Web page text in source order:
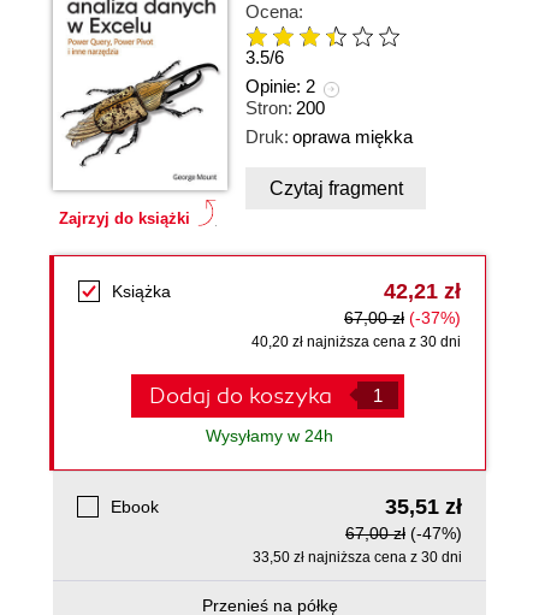
Zajrzyj do książki
Ocena:
3.5/6
Opinie: 2
Stron: 200
Druk: oprawa miękka
Czytaj fragment
Książka 42,21 zł
67,00 zł (-37%)
40,20 zł najniższa cena z 30 dni
Dodaj do koszyka
Wysyłamy w 24h
Ebook 35,51 zł
67,00 zł (-47%)
33,50 zł najniższa cena z 30 dni
Przenieś na półkę